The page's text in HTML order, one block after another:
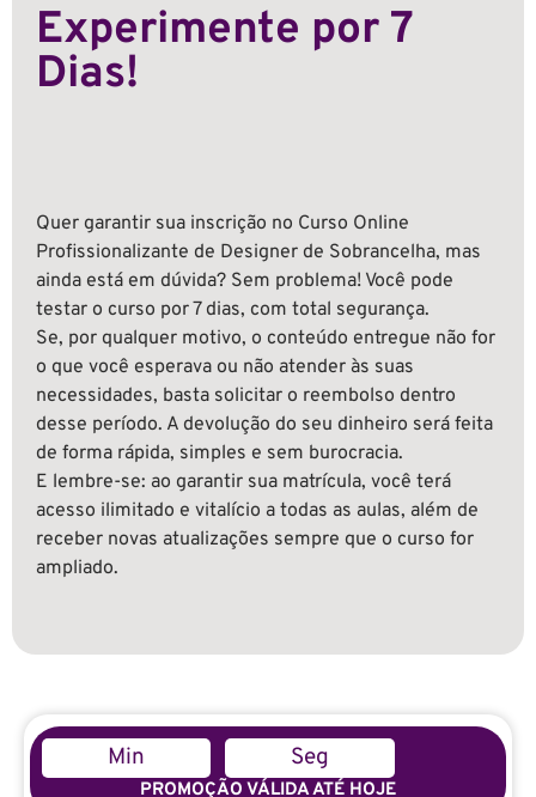
Experimente por 7
Dias!
Quer garantir sua inscrição no Curso Online
Profissionalizante de Designer de Sobrancelha, mas
ainda está em dúvida? Sem problema! Você pode
testar o curso por 7 dias, com total segurança.
Se, por qualquer motivo, o conteúdo entregue não for
o que você esperava ou não atender às suas
necessidades, basta solicitar o reembolso dentro
desse período. A devolução do seu dinheiro será feita
de forma rápida, simples e sem burocracia.
E lembre-se: ao garantir sua matrícula, você terá
acesso ilimitado e vitalício a todas as aulas, além de
receber novas atualizações sempre que o curso for
ampliado.
Min Seg
PROMOÇÃO VÁLIDA ATÉ HOJE